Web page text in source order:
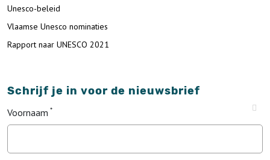
Unesco-beleid
Vlaamse Unesco nominaties
Rapport naar UNESCO 2021
Schrijf je in voor de nieuwsbrief
Voornaam